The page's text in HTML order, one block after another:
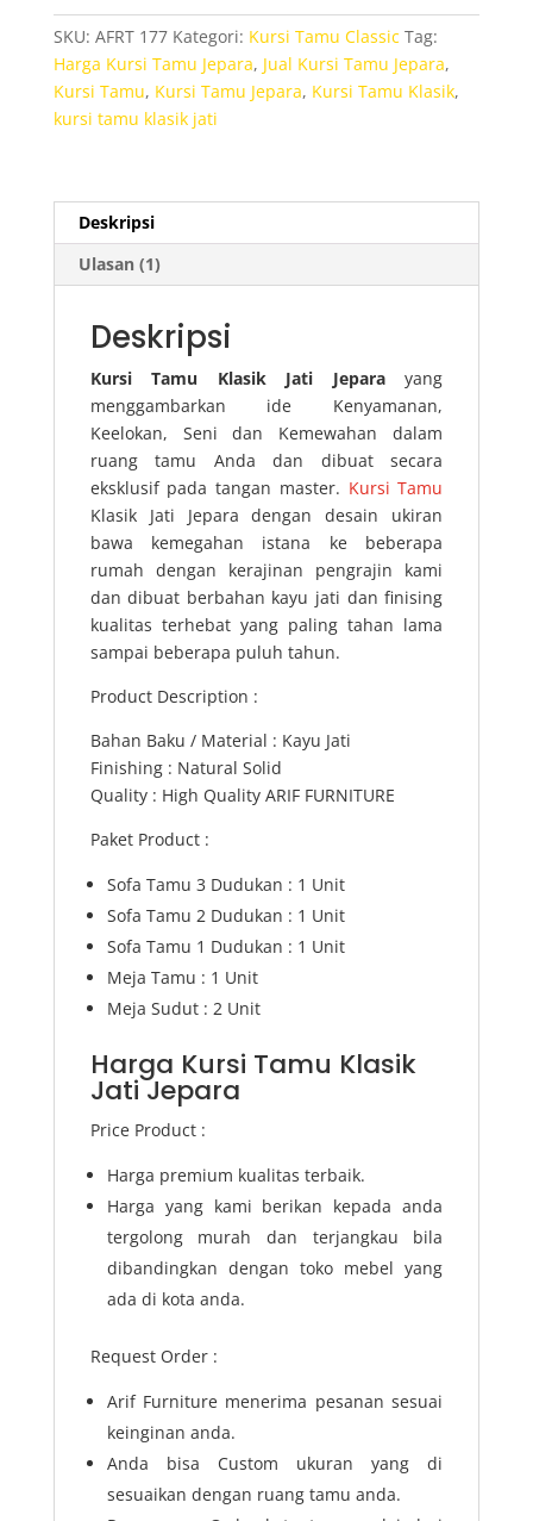
SKU: AFRT 177 Kategori: Kursi Tamu Classic Tag:
Harga Kursi Tamu Jepara, Jual Kursi Tamu Jepara,
Kursi Tamu, Kursi Tamu Jepara, Kursi Tamu Klasik,
kursi tamu klasik jati
Deskripsi
Ulasan (1)
Deskripsi
Kursi Tamu Klasik Jati Jeparayang
menggambarkan ide Kenyamanan,
Keelokan, Seni dan Kemewahan dalam
ruang tamu Anda dan dibuat secara
eksklusif pada tangan master. Kursi Tamu
Klasik Jati Jepara dengan desain ukiran
bawa kemegahan istana ke beberapa
rumah dengan kerajinan pengrajin kami
dan dibuat berbahan kayu jati dan finising
kualitas terhebat yang paling tahan lama
sampai beberapa puluh tahun.
Product Description :
Bahan Baku / Material : Kayu Jati
Finishing : Natural Solid
Quality : High Quality ARIF FURNITURE
Paket Product :
Sofa Tamu 3 Dudukan : 1 Unit
Sofa Tamu 2 Dudukan : 1 Unit
Sofa Tamu 1 Dudukan : 1 Unit
Meja Tamu : 1 Unit
Meja Sudut : 2 Unit
Harga Kursi Tamu Klasik
Jati Jepara
Price Product :
Harga premium kualitas terbaik.
Harga yang kami berikan kepada anda
tergolong murah dan terjangkau bila
dibandingkan dengan toko mebel yang
ada di kota anda.
Request Order :
Arif Furniture menerima pesanan sesuai
keinginan anda.
Anda bisa Custom ukuran yang di
sesuaikan dengan ruang tamu anda.